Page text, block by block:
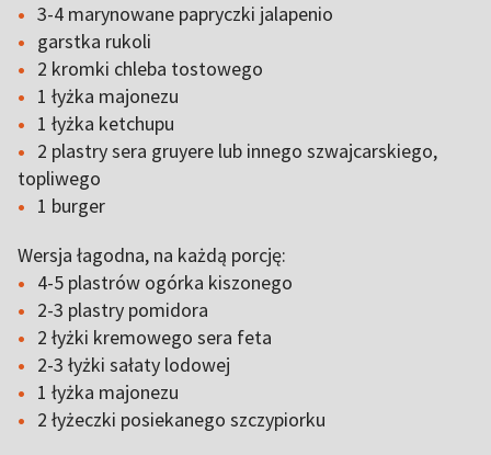
3-4 marynowane papryczki jalapenio
garstka rukoli
2 kromki chleba tostowego
1 łyżka majonezu
1 łyżka ketchupu
2 plastry sera gruyere lub innego szwajcarskiego,
topliwego
1 burger
Wersja łagodna, na każdą porcję:
4-5 plastrów ogórka kiszonego
2-3 plastry pomidora
2 łyżki kremowego sera feta
2-3 łyżki sałaty lodowej
1 łyżka majonezu
2 łyżeczki posiekanego szczypiorku